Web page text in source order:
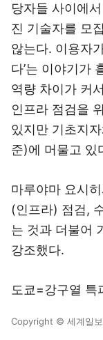
당자들 사이에
진 기술자를 모
않는다. 이용자
다’는 이야기가
역량 차이가 커
인프라 점검을
있지만 기초지
준)에 머물고 있
마루야마 요시
(인프라) 점검,
는 것과 더불어
강조했다.
도쿄=강구열
Copyright © 세계일보